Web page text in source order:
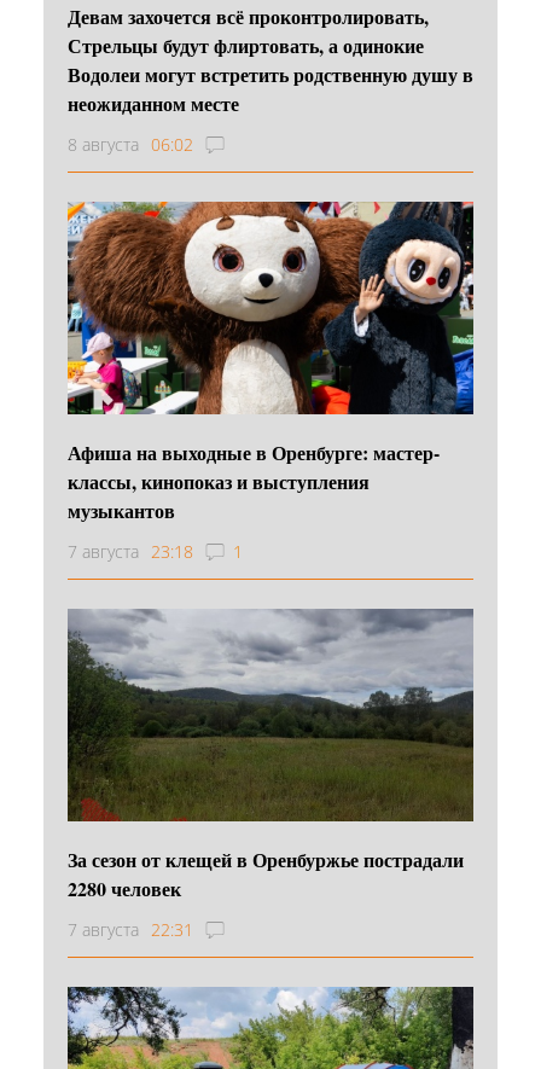
Девам захочется всё проконтролировать,
Стрельцы будут флиртовать, а одинокие
Водолеи могут встретить родственную душу в
неожиданном месте
8 августа 06:02
Афиша на выходные в Оренбурге: мастер-
классы, кинопоказ и выступления
музыкантов
7 августа 23:18 1
За сезон от клещей в Оренбуржье пострадали
2280 человек
7 августа 22:31